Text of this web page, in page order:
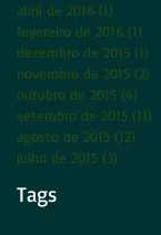
abril de 2016 (1)
fevereiro de 2016 (1)
dezembro de 2015 (1)
novembro de 2015 (2)
outubro de 2015 (4)
setembro de 2015 (11)
agosto de 2015 (12)
julho de 2015 (3)
Tags